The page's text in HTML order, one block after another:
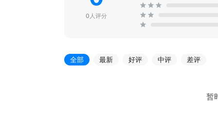
0人评分
全部 最新 好评 中评 差评